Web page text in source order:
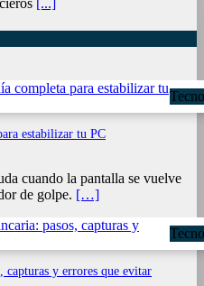
[...]
estabilizar tu PC
cuando la pantalla se vuelve
de golpe. […]
capturas y errores que evitar